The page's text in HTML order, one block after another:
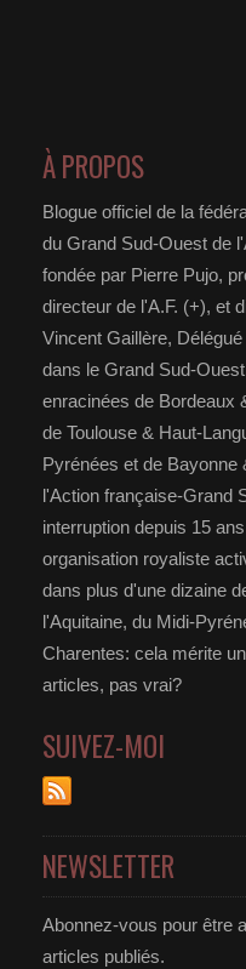
À PROPOS
Blogue officiel de la
du Grand Sud-Ouest de
fondée par Pierre Pujo,
directeur de l'A.F. (+), et
Vincent Gaillère, Délégué
dans le Grand Sud-
enracinées de Bordeaux
de Toulouse & Haut-
Pyrénées et de Bayonne
l'Action française-Grand
interruption depuis 15
organisation royaliste
dans plus d'une dizaine
l'Aquitaine, du Midi-
Charentes: cela mérite
articles, pas vrai?
SUIVEZ-MOI
NEWSLETTER
Abonnez-vous pour être
articles publiés.